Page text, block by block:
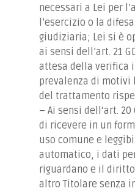
necessari a Lei per
l’esercizio o la
giudiziaria; Lei si è
ai sensi dell’art. 21
attesa della verifica
prevalenza di
del trattamento
– Ai sensi dell‘art.
di ricevere in un
uso comune e
automatico, i dati
riguardano e il
altro Titolare senza